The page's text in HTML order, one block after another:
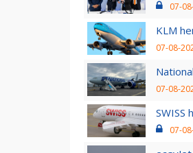
07-
KLM
07-08-
07-08-
SWISS
07-